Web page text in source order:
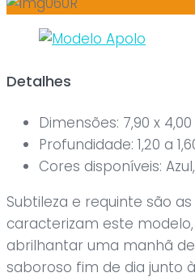
Detalhes
Dimensões: 7,90 x
Profundidade: 1,20 a
Cores disponíveis:
Subtileza e requinte são
caracterizam este
abrilhantar uma manhã
saboroso fim de dia junto